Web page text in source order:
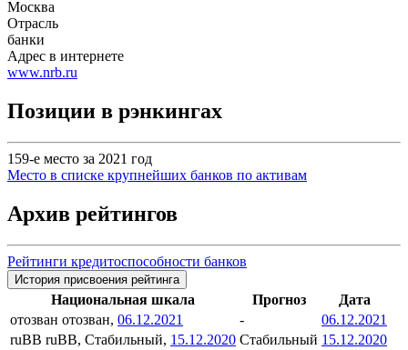
Москва
Отрасль
банки
Адрес в интернете
www.nrb.ru
Позиции в рэнкингах
159-е место за 2021 год
Место в списке крупнейших банков по активам
Архив рейтингов
Рейтинги кредитоспособности банков
История присвоения рейтинга
Национальная шкала Прогноз
Дата
отозван отозван, 06.12.2021 -
06.12.2021
ruBB ruBB, Стабильный, 15.12.2020 Стабильный 15.12.2020